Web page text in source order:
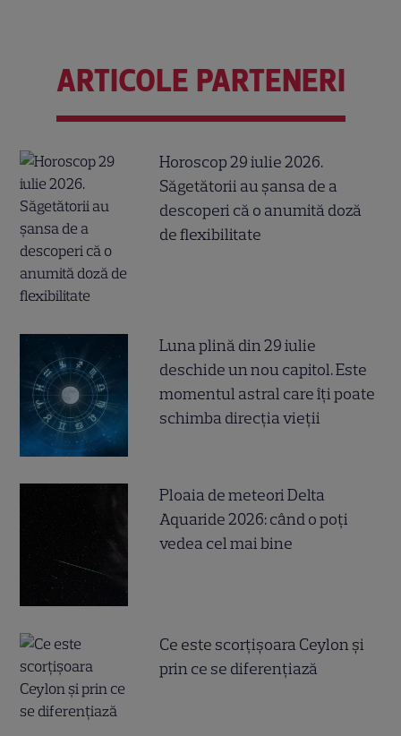
ARTICOLE PARTENERI
Horoscop 29 iulie 2026.
Săgetătorii au șansa de a
descoperi că o anumită doză
de flexibilitate
Luna plină din 29 iulie
deschide un nou capitol. Este
momentul astral care îți poate
schimba direcția vieții
Ploaia de meteori Delta
Aquaride 2026: când o poți
vedea cel mai bine
Ce este scorțișoara Ceylon și
prin ce se diferențiază